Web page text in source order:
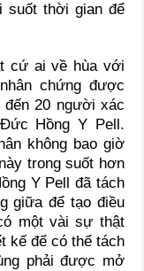
suốt thời gian để
cứ ai về hùa với
chứng được
20 người xác
Hồng Y Pell.
không bao giờ
trong suốt hơn
Y Pell đã tách
giữa để tạo điều
một vài sự thật
kế để có thể tách
phải được mở